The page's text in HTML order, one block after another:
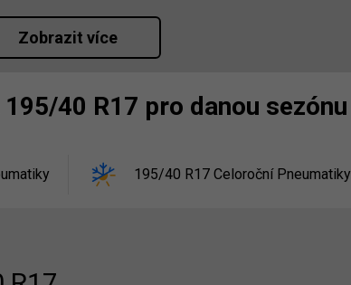
Zobrazit více
40 R17 pro danou sezónu
195/40 R17 Celoroční Pneumatiky